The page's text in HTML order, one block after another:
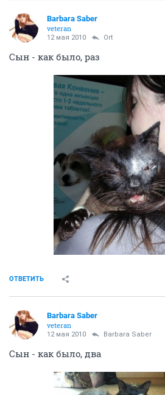
Barbara Saber
veteran
12 мая 2010 Ort
Сын - как было, раз
ОТВЕТИТЬ
Barbara Saber
veteran
12 мая 2010 Barbara Saber
Сын - как было, два